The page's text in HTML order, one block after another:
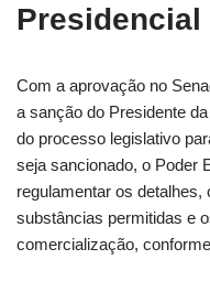
Presidencial
Com a aprovação no
a sanção do Presidente
do processo legislativo
seja sancionado, o Poder
regulamentar os
substâncias permitidas e
comercialização,